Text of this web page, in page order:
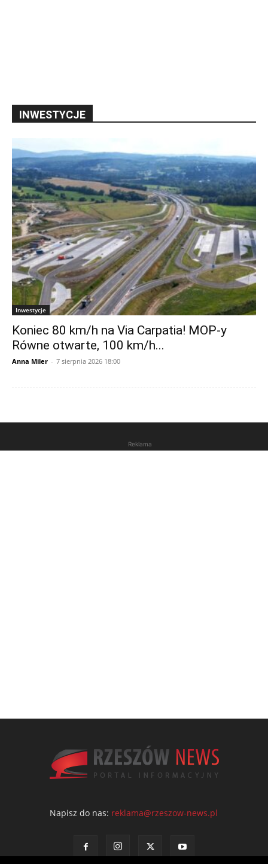
INWESTYCJE
Inwestycje
Koniec 80 km/h na Via Carpatia! MOP-y
Równe otwarte, 100 km/h...
Anna Miler - 7 sierpnia 2026 18:00
Reklama
Napisz do nas: reklama@rzeszow-news.pl